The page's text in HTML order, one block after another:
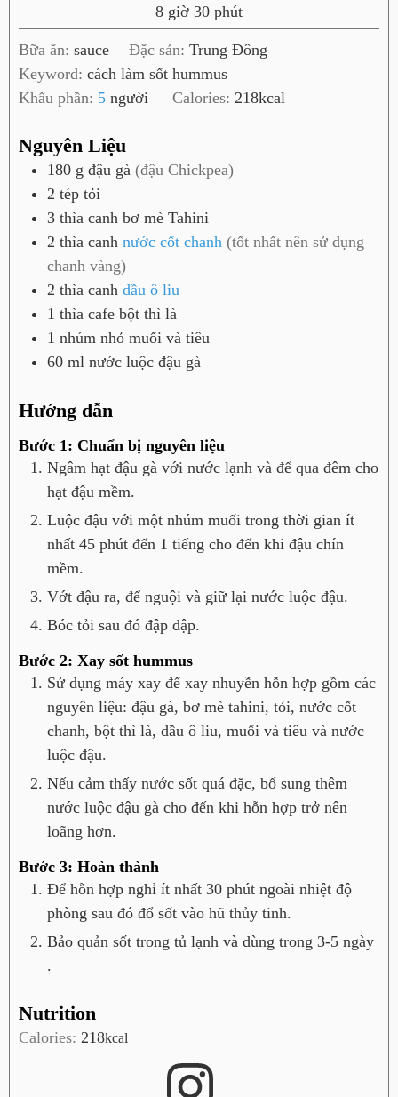
t
8g
i
ờ
giờ 30p
h
ú
t
phút
Bữa ăn: sauce Đặc sản:Trung Đông
Keyword: cách làm sốt hummus
Khẩu phần: 5 người Calories: 218kcal
Nguyên Liệu
180 g đậu gà (đậu Chickpea)
2 tép tỏi
3 thìa canh bơ mè Tahini
2 thìa canh nước cốt chanh (tốt nhất nên sử dụng
chanh vàng)
2 thìa canh dầu ô liu
1 thìa cafe bột thì là
1 nhúm nhỏ muối và tiêu
60 ml nước luộc đậu gà
Hướng dẫn
Bước 1: Chuẩn bị nguyên liệu
Ngâm hạt đậu gà với nước lạnh và để qua đêm cho
hạt đậu mềm.
Luộc đậu với một nhúm muối trong thời gian ít
nhất 45 phút đến 1 tiếng cho đến khi đậu chín
mềm.
Vớt đậu ra, để nguội và giữ lại nước luộc đậu.
Bóc tỏi sau đó đập dập.
Bước 2: Xay sốt hummus
Sử dụng máy xay để xay nhuyễn hỗn hợp gồm các
nguyên liệu: đậu gà, bơ mè tahini, tỏi, nước cốt
chanh, bột thì là, dầu ô liu, muối và tiêu và nước
luộc đậu.
Nếu cảm thấy nước sốt quá đặc, bổ sung thêm
nước luộc đậu gà cho đến khi hỗn hợp trở nên
loãng hơn.
Bước 3: Hoàn thành
Để hỗn hợp nghỉ ít nhất 30 phút ngoài nhiệt độ
phòng sau đó đổ sốt vào hũ thủy tinh.
Bảo quản sốt trong tủ lạnh và dùng trong 3-5 ngày
.
Nutrition
Calories: 218kcal